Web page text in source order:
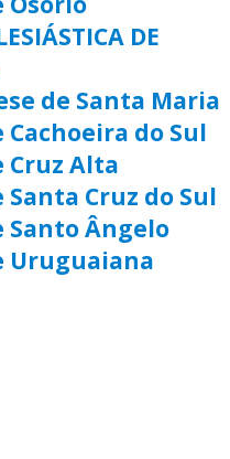
DE
de Santa Maria
Cachoeira do Sul
Cruz Alta
Santa Cruz do Sul
Santo Ângelo
Uruguaiana